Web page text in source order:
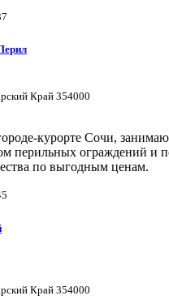
Край 354000
курорте Сочи,
перильных ограждений и
по выгодным ценам.
Край 354000